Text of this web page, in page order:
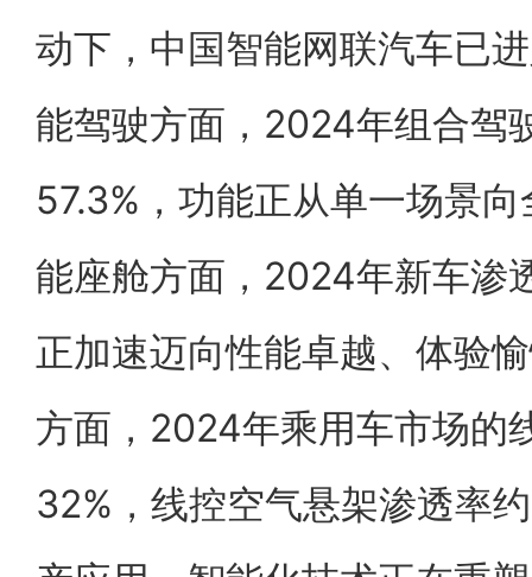
动下，中国智能网联汽车已
能驾驶方面，2024年组合驾
57.3%，功能正从单一场景
能座舱方面，2024年新车渗
正加速迈向性能卓越、体验
方面，2024年乘用车市场的
32%，线控空气悬架渗透率